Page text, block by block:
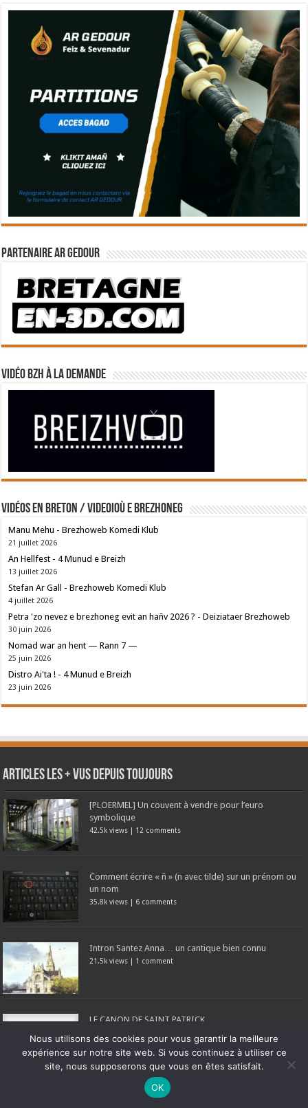
Partenaire Ar Gedour
Vidéo BZH à la demande
Vidéos en breton / Videoioù e brezhoneg
Manu Mehu - Brezhoweb Komedi Klub
21 juillet 2026
An Hellfest - 4 Munud e Breizh
13 juillet 2026
Stefan Ar Gall - Brezhoweb Komedi Klub
4 juillet 2026
Petra 'zo nevez e brezhoneg evit an hañv 2026 ? - Deiziataer Brezhoweb
30 juin 2026
Nomad war an hent — Rann 7 —
25 juin 2026
Distro Ai'ta ! - 4 Munud e Breizh
23 juin 2026
Articles les + vus depuis toujours
[PLOERMEL] Un couvent à vendre pour l’euro
symbolique
42.5k views | 12 comments
Comment écrire « ñ » (n avec tilde) sur un prénom ou
un nom
35.8k views | 6 comments
Intron Santez Anna… un cantique bien connu
21.5k views | 1 comment
LE CANON DE SAINT PATRICK
Ne manquez pas la nouveauté de Bernard Rio "LA REVOLUTION DES
CLIQUEZ ICI POUR EN SAVOIR PLUS
Nous utilisons des cookies pour vous garantir la meilleure
expérience sur notre site web. Si vous continuez à utiliser ce
site, nous supposerons que vous en êtes satisfait.
OK